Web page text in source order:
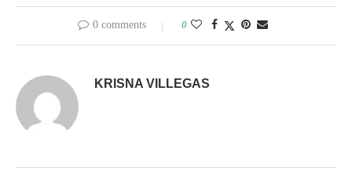
0 comments 0
KRISNA VILLEGAS